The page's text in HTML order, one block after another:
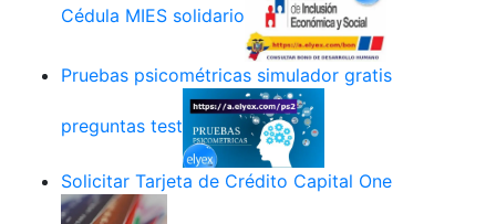
Cédula MIES solidario
Pruebas psicométricas simulador gratis
preguntas test
Solicitar Tarjeta de Crédito Capital One